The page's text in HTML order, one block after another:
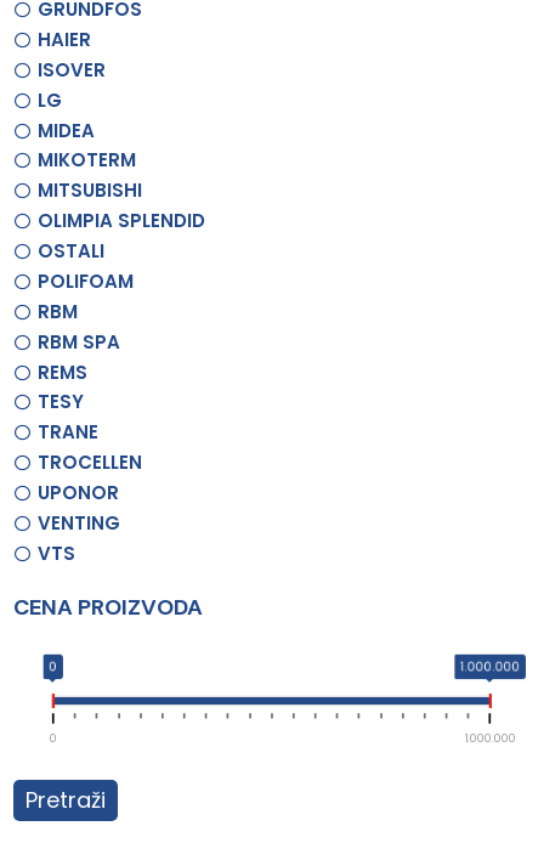
GRUNDFOS
HAIER
ISOVER
LG
MIDEA
MIKOTERM
MITSUBISHI
OLIMPIA SPLENDID
OSTALI
POLIFOAM
RBM
RBM SPA
REMS
TESY
TRANE
TROCELLEN
UPONOR
VENTING
VTS
CENA PROIZVODA
0 1.000.000
0 1.000.000
Pretraži